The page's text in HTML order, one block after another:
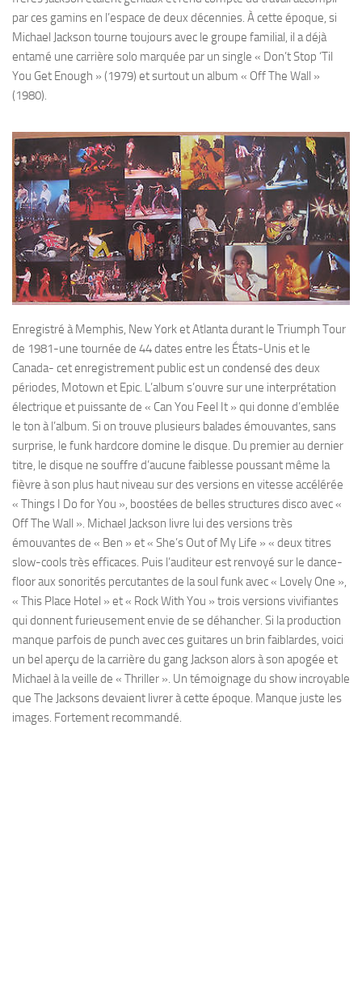
par ces gamins en l’espace de deux décennies. À cette époque, si
Michael Jackson tourne toujours avec le groupe familial, il a déjà
entamé une carrière solo marquée par un single « Don’t Stop ‘Til
You Get Enough » (1979) et surtout un album « Off The Wall »
(1980).
Enregistré à Memphis, New York et Atlanta durant le Triumph Tour
de 1981-une tournée de 44 dates entre les États-Unis et le
Canada- cet enregistrement public est un condensé des deux
périodes, Motown et Epic. L’album s’ouvre sur une interprétation
électrique et puissante de « Can You Feel It » qui donne d’emblée
le ton à l’album. Si on trouve plusieurs balades émouvantes, sans
surprise, le funk hardcore domine le disque. Du premier au dernier
titre, le disque ne souffre d’aucune faiblesse poussant même la
fièvre à son plus haut niveau sur des versions en vitesse accélérée
« Things I Do for You », boostées de belles structures disco avec «
Off The Wall ». Michael Jackson livre lui des versions très
émouvantes de « Ben » et « She’s Out of My Life » « deux titres
slow-cools très efficaces. Puis l’auditeur est renvoyé sur le dance-
floor aux sonorités percutantes de la soul funk avec « Lovely One »,
« This Place Hotel » et « Rock With You » trois versions vivifiantes
qui donnent furieusement envie de se déhancher. Si la production
manque parfois de punch avec ces guitares un brin faiblardes, voici
un bel aperçu de la carrière du gang Jackson alors à son apogée et
Michael à la veille de « Thriller ». Un témoignage du show incroyable
que The Jacksons devaient livrer à cette époque. Manque juste les
images. Fortement recommandé.